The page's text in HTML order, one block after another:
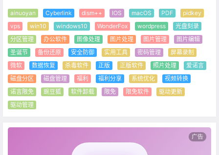
ainuoyan Cyberlink dism++ IOS macOS PDF
pidkey
vps
win10 windows10 WonderFox wordpress
光盘刻录
分区管理
办公软件 图像处理 图片处理 图片管理
图片编辑
圣诞节
备份还原 安全防御 实用工具 密码管理
屏幕录制
微软
数据恢复 杀毒软件 正版 正版软件 照片处理
爱诺言
磁盘分区
磁盘管理 福利 福利分享 系统优化
视频转换
诺言限免
豌豆狐 软件卸载 限免 限免软件
驱动更新
驱动管理